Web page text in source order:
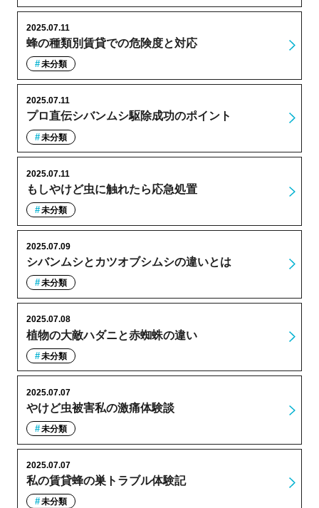
蜂の種類別賃貸での危険度と対応
2025.07.11
未分類
プロ直伝シバンムシ駆除成功のポイント
2025.07.11
未分類
もしやけど虫に触れたら応急処置
2025.07.11
未分類
シバンムシとカツオブシムシの違いとは
2025.07.09
未分類
植物の大敵ハダニと赤蜘蛛の違い
2025.07.08
未分類
やけど虫被害私の激痛体験談
2025.07.07
未分類
私の賃貸蜂の巣トラブル体験記
2025.07.07
未分類